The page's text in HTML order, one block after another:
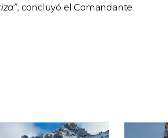
, concluyó el Comandante.